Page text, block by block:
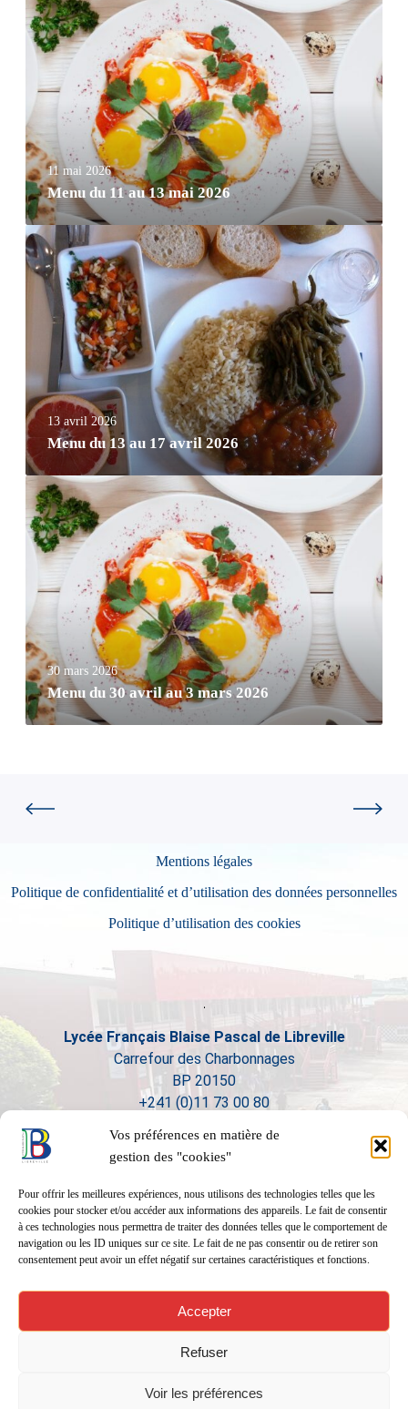
Vos préférences en matière de
gestion des "cookies"
Pour offrir les meilleures expériences, nous utilisons des technologies telles que les
cookies pour stocker et/ou accéder aux informations des appareils. Le fait de consentir
à ces technologies nous permettra de traiter des données telles que le comportement de
navigation ou les ID uniques sur ce site. Le fait de ne pas consentir ou de retirer son
consentement peut avoir un effet négatif sur certaines caractéristiques et fonctions.
Accepter
Refuser
Voir les préférences
11 mai 2026
Menu du 11 au 13 mai 2026
13 avril 2026
Menu du 13 au 17 avril 2026
30 mars 2026
Menu du 30 avril au 3 mars 2026
Mentions légales
Politique de confidentialité et d’utilisation des données personnelles
Politique d’utilisation des cookies
Lycée Français Blaise Pascal de Libreville
Carrefour des Charbonnages
BP 20150
+241 (0)11 73 00 80